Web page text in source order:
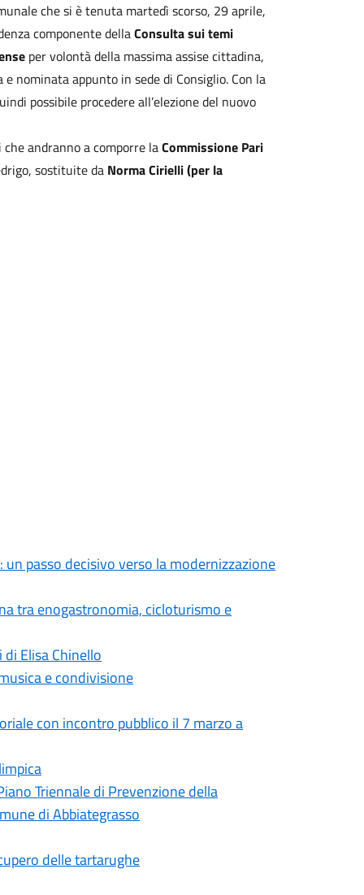
che si è tenuta martedì scorso, 29 aprile,
componente dellaConsulta sui temi
per volontà della massima assise cittadina,
nominata appunto in sede di Consiglio. Con la
possibile procedere all’elezione del nuovo
andranno a comporre laCommissione Pari
sostituite da Norma Cirielli (per la
passo decisivo verso la modernizzazione
tra enogastronomia, cicloturismo e
Elisa Chinello
e condivisione
con incontro pubblico il 7 marzo a
Triennale di Prevenzione della
di Abbiategrasso
delle tartarughe